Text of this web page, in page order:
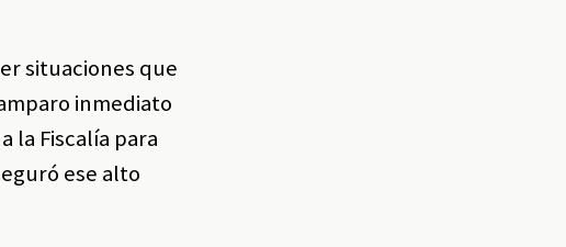
situaciones que
inmediato
la Fiscalía para
ese alto